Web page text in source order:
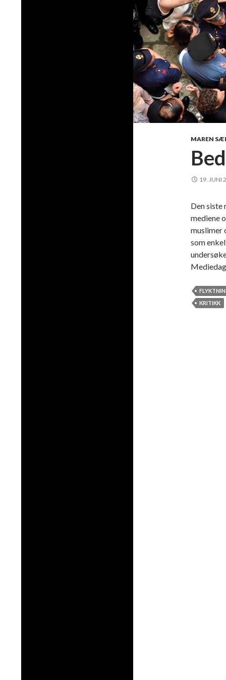
MAREN
19. JUNI
Den siste
mediene
muslimer
som
KRITIKK